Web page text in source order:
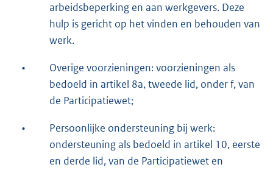
arbeidsbeperking en aan werkgevers. Deze
hulp is gericht op het vinden en behouden van
werk.
•
Overige voorzieningen: voorzieningen als
bedoeld in artikel 8a, tweede lid, onder f, van
de Participatiewet;
•
Persoonlijke ondersteuning bij werk:
ondersteuning als bedoeld in artikel 10, eerste
en derde lid, van de Participatiewet en